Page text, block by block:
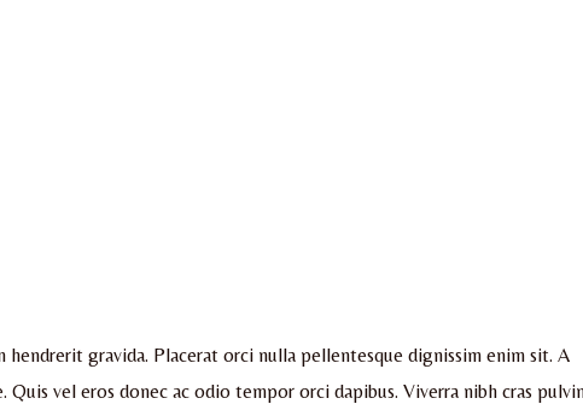
hendrerit gravida. Placerat orci nulla pellentesque dignissim enim sit. A
Quis vel eros donec ac odio tempor orci dapibus. Viverra nibh cras